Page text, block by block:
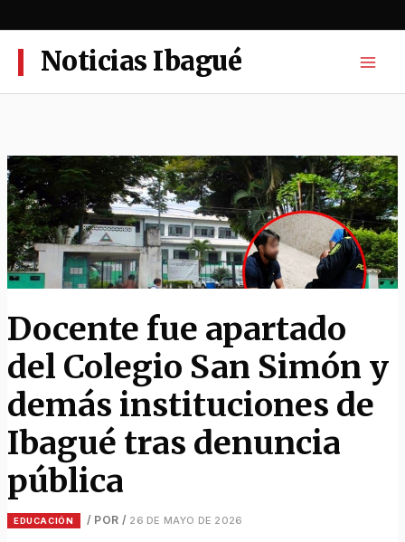
al
contenidoNoticias Ibagué
Docente fue apartado
del Colegio San Simón y
demás instituciones de
Ibagué tras denuncia
pública
EDUCACIÓN / POR / 26 DE MAYO DE 2026